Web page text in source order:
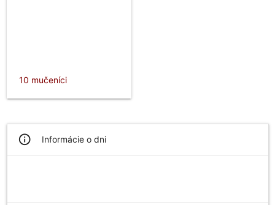
10 mučeníci
info_outline Informácie o dni